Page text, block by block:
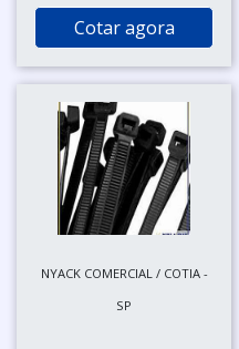
Cotar agora
NYACK COMERCIAL / COTIA -
SP